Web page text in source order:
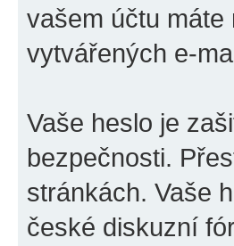
vašem účtu
vytvářených e-
Vaše heslo je
bezpečnosti.
stránkách. Vaše
české diskuzní